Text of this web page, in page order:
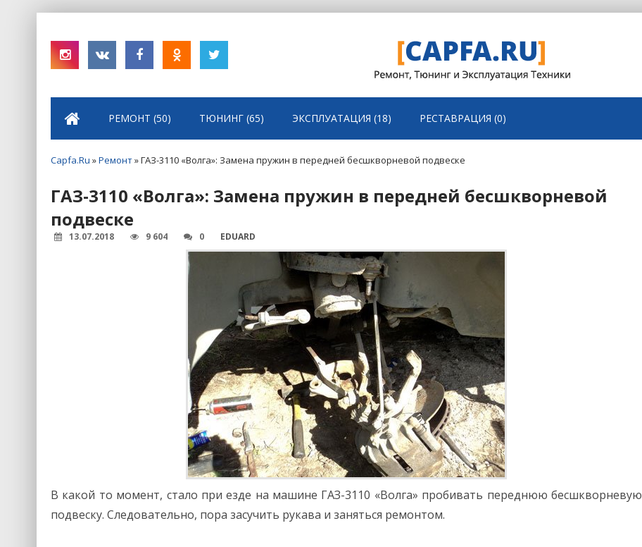
РЕМОНТ (50) ТЮНИНГ (65) ЭКСПЛУАТАЦИЯ (18) РЕСТАВРАЦИЯ (0)
Capfa.Ru »Ремонт» ГАЗ-3110 «Волга»: Замена пружин в передней бесшкворневой подвеске
ГАЗ-3110 «Волга»: Замена пружин в передней бесшкворневой
подвеске
13.07.2018 9 604 0 EDUARD
В какой то момент, стало при езде на машине ГАЗ-3110 «Волга» пробивать переднюю бесшкворневую
подвеску. Следовательно, пора засучить рукава и заняться ремонтом.